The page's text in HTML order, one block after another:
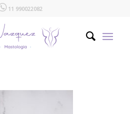
11 990022082